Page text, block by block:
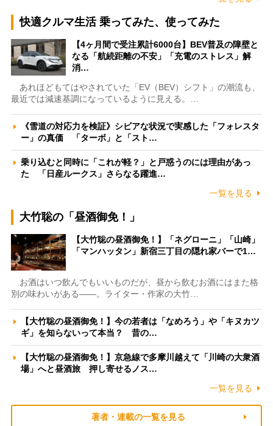
快適クルマ生活 乗ってみた、使ってみた
【4ヶ月間で受注累計6000台】BEV普及の障壁と
なる「航続距離の不安」「充電のストレス」解
消…
あれほどもてはやされていた「EV（BEV）シフト」の潮流も、
最近では減速基調になっているように見える。…
《雪道の対応力を検証》シビアな状況で実感した「フォレスタ
ー」の真価 「ターボ」と「スト…
乗り込むと同時に「これが軽？」と戸惑うのには理由があっ
た 「日産ルークス」さらなる躍進…
一覧を見る
大竹聡の「昼酒御免！」
【大竹聡の昼酒御免！】「ネグローニ」「山崎」
「マンハッタン」新宿三丁目の隠れ家バーで1…
お酒はいつ飲んでもいいものだが、昼から飲むお酒にはまた格
別の味わいがある――。ライター・作家の大竹…
【大竹聡の昼酒御免！】今の若者は「なめろう」や「キヌカツ
ギ」を知らないって本当？ 昔の…
【大竹聡の昼酒御免！】京急線で多摩川越えて「川崎の大衆酒
場」へと昼酒旅 押し寄せるノス…
一覧を見る
著者・連載の一覧を見る